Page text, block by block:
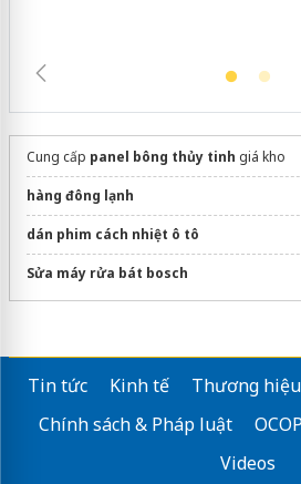
Cung cấp panel bông thủy tinh giá kho
hàng đông lạnh
dán phim cách nhiệt ô tô
Sửa máy rửa bát bosch
Tin tức Kinh tế Thương hiệu
Chính sách & Pháp luật
OCOP
Videos